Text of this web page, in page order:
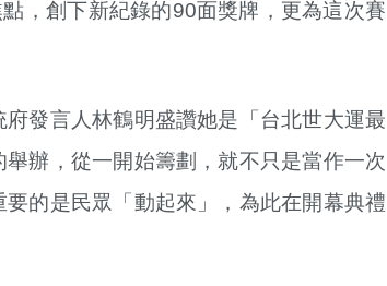
，創下新紀錄的90面獎牌，更為這次賽
發言人林鶴明盛讚她是「台北世大運最
辦，從一開始籌劃，就不只是當作一次
的是民眾「動起來」，為此在開幕典禮